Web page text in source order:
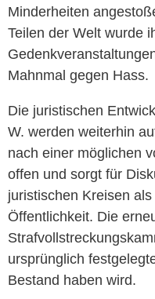
Minderheiten
Teilen der Welt wurde
Mahnmal gegen Hass.
Die juristischen
W. werden weiterhin
nach einer möglichen
offen und sorgt für
juristischen Kreisen
Öffentlichkeit. Die
ursprünglich
Bestand haben wird.